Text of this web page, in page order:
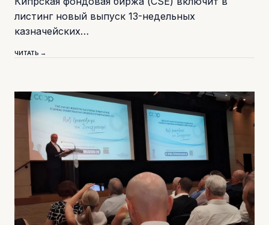
листинг новый выпуск 13-недельных
казначейских…
ЧИТАТЬ →